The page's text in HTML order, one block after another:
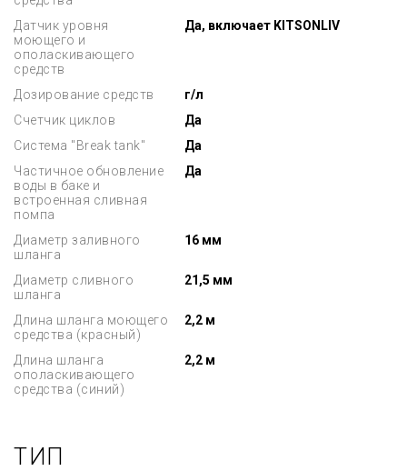
Датчик уровня
моющего и
ополаскивающего
средств
Да, включает KITSONLIV
Дозирование средств
г/л
Счетчик циклов
Да
Система "Break tank"
Да
Частичное обновление
воды в баке и
встроенная сливная
помпа
Да
Диаметр заливного
шланга
16 мм
Диаметр сливного
шланга
21,5 мм
Длина шланга моющего
средства (красный)
2,2 м
Длина шланга
ополаскивающего
средства (синий)
2,2 м
ТИП